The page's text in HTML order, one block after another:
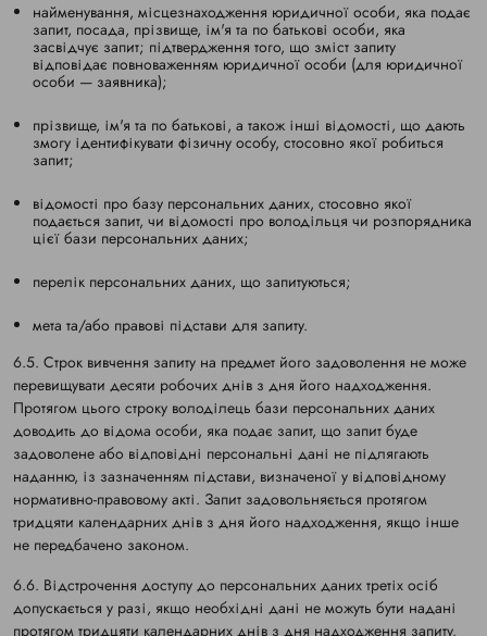
найменування, місцезнаходження юридичної особи, яка подає
запит, посада, прізвище, ім'я та по батькові особи, яка
засвідчує запит; підтвердження того, що зміст запиту
відповідає повноваженням юридичної особи (для юридичної
особи — заявника);
прізвище, ім'я та по батькові, а також інші відомості, що дають
змогу ідентифікувати фізичну особу, стосовно якої робиться
запит;
відомості про базу персональних даних, стосовно якої
подається запит, чи відомості про володільця чи розпорядника
цієї бази персональних даних;
перелік персональних даних, що запитуються;
мета та/або правові підстави для запиту.
6.5. Строк вивчення запиту на предмет його задоволення не може
перевищувати десяти робочих днів з дня його надходження.
Протягом цього строку володілець бази персональних даних
доводить до відома особи, яка подає запит, що запит буде
задоволене або відповідні персональні дані не підлягають
наданню, із зазначенням підстави, визначеної у відповідному
нормативно-правовому акті. Запит задовольняється протягом
тридцяти календарних днів з дня його надходження, якщо інше
не передбачено законом.
6.6. Відстрочення доступу до персональних даних третіх осіб
допускається у разі, якщо необхідні дані не можуть бути надані
протягом тридцяти календарних днів з дня надходження запиту.